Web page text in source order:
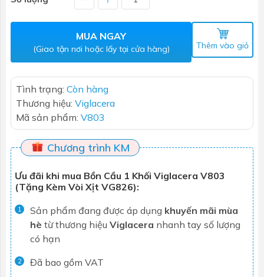
MUA NGAY
(Giao tận nơi hoặc lấy tại cửa hàng) Thêm vào giỏ
Tình trạng: Còn hàng
Thương hiệu: Viglacera
Mã sản phẩm: V803
Chương trình KM
Ưu đãi khi mua Bồn Cầu 1 Khối Viglacera V803
(Tặng Kèm Vòi Xịt VG826):
1 Sản phẩm đang được áp dụng khuyến mãi mùa
hè từ thương hiệu Viglacera nhanh tay số lượng
có hạn
2 Đã bao gồm VAT